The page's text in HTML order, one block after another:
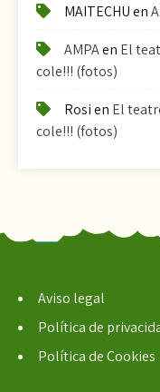
MAITECHUen
AMPAen El
cole!!! (fotos)
Rosien El
cole!!! (fotos)
Aviso legal
Política de
Política de Cookies